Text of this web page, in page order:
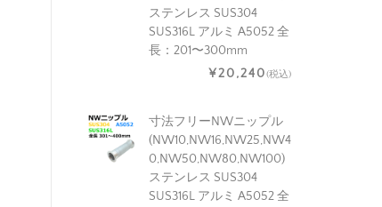
ステンレス SUS304
SUS316L アルミ A5052 全
長：201〜300mm
¥20,240(税込)
寸法フリーNWニップル
(NW10,NW16,NW25,NW4
0,NW50,NW80,NW100)
ステンレス SUS304
SUS316L アルミ A5052 全